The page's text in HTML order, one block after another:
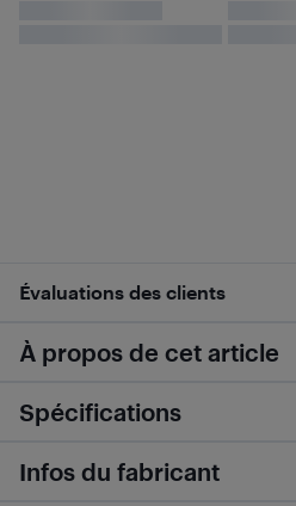
Évaluations des clients
À propos de cet article
Spécifications
Infos du fabricant